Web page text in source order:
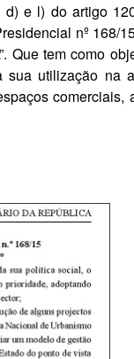
e l) do artigo
nº 168/
Que tem como
utilização na